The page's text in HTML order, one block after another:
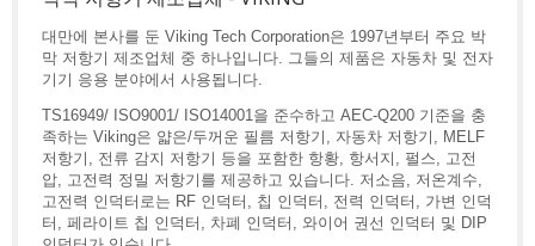
대만에 본사를 둔 Viking Tech Corporation은 1997년부터 주요 박
막 저항기 제조업체 중 하나입니다. 그들의 제품은 자동차 및 전자
기기 응용 분야에서 사용됩니다.
TS16949/ ISO9001/ ISO14001을 준수하고 AEC-Q200 기준을 충
족하는 Viking은 얇은/두꺼운 필름 저항기, 자동차 저항기, MELF
저항기, 전류 감지 저항기 등을 포함한 항황, 항서지, 펄스, 고전
압, 고전력 정밀 저항기를 제공하고 있습니다. 저소음, 저온계수,
고전력 인덕터로는 RF 인덕터, 칩 인덕터, 전력 인덕터, 가변 인덕
터, 페라이트 칩 인덕터, 차폐 인덕터, 와이어 권선 인덕터 및 DIP